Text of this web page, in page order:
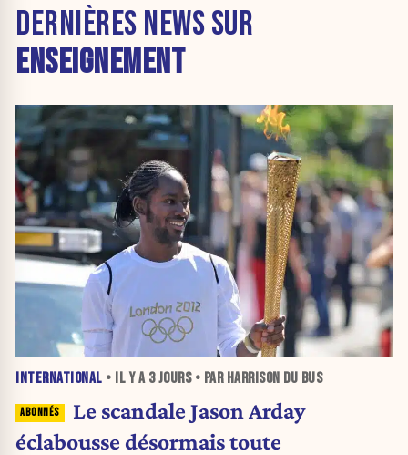
DERNIÈRES NEWS SUR
ENSEIGNEMENT
INTERNATIONAL • IL Y A 3 JOURS• PAR HARRISON DU BUS
Le scandale Jason Arday
éclabousse désormais toute